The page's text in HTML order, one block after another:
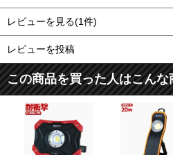
レビューを見る(1件)
レビューを投稿
この商品を買った人はこん